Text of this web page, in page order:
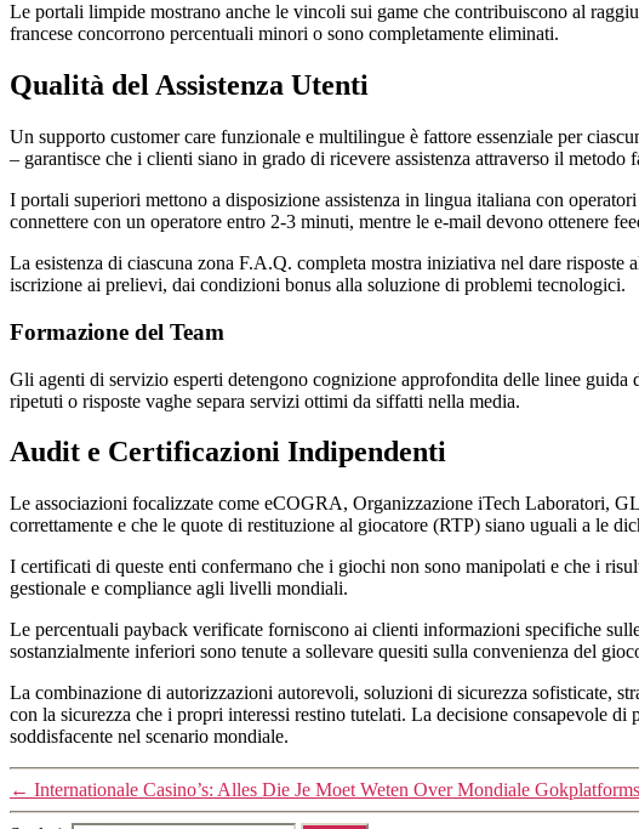
Le portali limpide mostrano anche le vincoli sui game che contribuiscono al
francese concorrono percentuali minori o sono completamente eliminati.
Qualità del Assistenza Utenti
Un supporto customer care funzionale e multilingue è fattore essenziale per
– garantisce che i clienti siano in grado di ricevere assistenza attraverso il metodo
I portali superiori mettono a disposizione assistenza in lingua italiana con
connettere con un operatore entro 2-3 minuti, mentre le e-mail devono ottenere
La esistenza di ciascuna zona F.A.Q. completa mostra iniziativa nel dare
iscrizione ai prelievi, dai condizioni bonus alla soluzione di problemi tecnologici.
Formazione del Team
Gli agenti di servizio esperti detengono cognizione approfondita delle linee
ripetuti o risposte vaghe separa servizi ottimi da siffatti nella media.
Audit e Certificazioni Indipendenti
Le associazioni focalizzate come eCOGRA, Organizzazione iTech Laboratori,
correttamente e che le quote di restituzione al giocatore (RTP) siano uguali a le
I certificati di queste enti confermano che i giochi non sono manipolati e che i
gestionale e compliance agli livelli mondiali.
Le percentuali payback verificate forniscono ai clienti informazioni specifiche
sostanzialmente inferiori sono tenute a sollevare quesiti sulla convenienza del
La combinazione di autorizzazioni autorevoli, soluzioni di sicurezza sofisticate,
con la sicurezza che i propri interessi restino tutelati. La decisione consapevole
soddisfacente nel scenario mondiale.
← Internationale Casino’s: Alles Die Je Moet Weten Over Mondiale Gokplatforms